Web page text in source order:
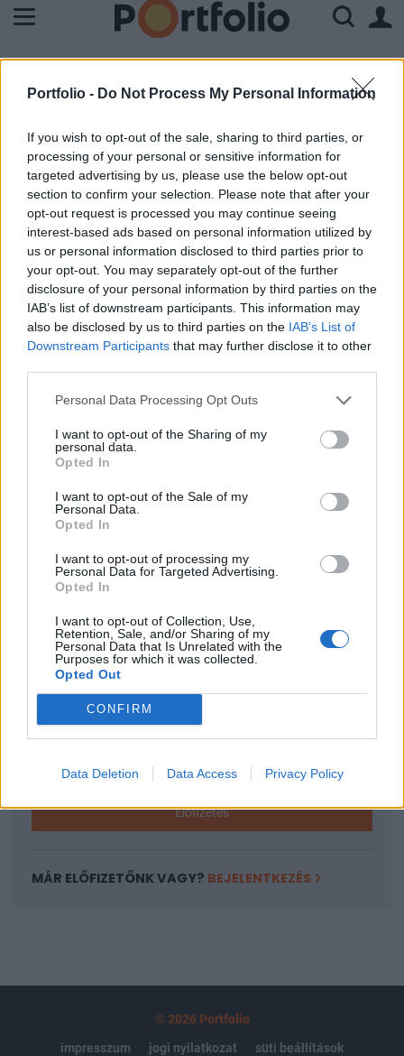
Portfolio - Do Not Process My Personal Information
If you wish to opt-out of the sale, sharing to third parties, or
processing of your personal or sensitive information for
targeted advertising by us, please use the below opt-out
section to confirm your selection. Please note that after your
opt-out request is processed you may continue seeing
interest-based ads based on personal information utilized by
us or personal information disclosed to third parties prior to
your opt-out. You may separately opt-out of the further
disclosure of your personal information by third parties on the
IAB’s list of downstream participants. This information may
also be disclosed by us to third parties on the IAB’s List of
Downstream Participants that may further disclose it to other
Personal Data Processing Opt Outs
I want to opt-out of the Sharing of my
personal data.
Opted In
I want to opt-out of the Sale of my
Personal Data.
Opted In
I want to opt-out of processing my
Personal Data for Targeted Advertising.
Opted In
I want to opt-out of Collection, Use,
Retention, Sale, and/or Sharing of my
Personal Data that Is Unrelated with the
Purposes for which it was collected.
Opted Out
CONFIRM
Data Deletion Data Access Privacy Policy
ELŐFIZETŐI TARTALOM
lecsapott Varsóban
Portfolio
2025. május 12. 06:40
Donald Tusk lengyel miniszterelnök bejelentette,
hogy orosz titkosszolgálatok állnak a 2024
májusában Varsóban történt bevásárlóközpont-
tűzeset mögött, amely szinte teljesen elpusztította
A lengyel kormányfő vasárnap az X-en közzétett
Marywilska bevásárlóközpontban keletkezett tűz orosz
szolgálatok által megrendelt gyújtogatás következménye
koordinálta. Az elkövetők egy része már őrizetben van, a
többieket azonosították és körözik. Lengyelország...
KEDVES OLVASÓNK!
A keresett cikk a portfolio.hu hírarchívumához
tartozik, melynek olvasása előfizetéses
regisztrációhoz kötött.
Az előfizetés a következőket tartalmazza:
Portfolio.hu teljes cikkarchívum
Kötéslisták: BÉT elmúlt 2 év napon belüli
kötéslistái
Előfizetés
MÁR ELŐFIZETŐNK VAGY? BEJELENTKEZÉS
© 2026 Portfolio
impresszum
jogi nyilatkozat süti beállítások